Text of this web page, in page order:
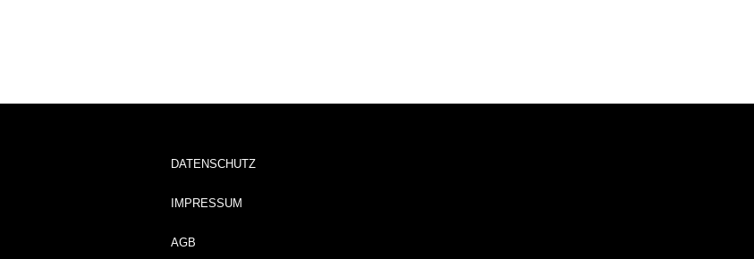
DATENSCHUTZ
IMPRESSUM
AGB